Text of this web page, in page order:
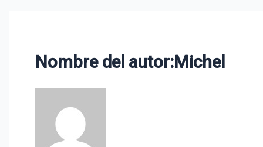
Nombre del autor:Michel